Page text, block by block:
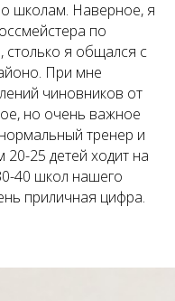
школам. Наверное, я
по
я общался с
При мне
чиновников от
но очень важное
тренер и
25 детей ходит на
40 школ нашего
приличная цифра.